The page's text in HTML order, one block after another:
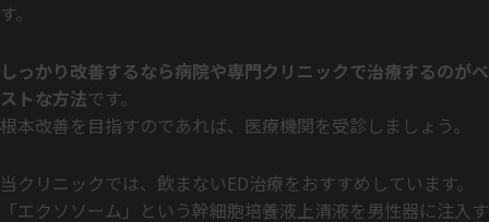
す。
しっかり改善するなら病院や専門クリニックで治療するのがベ
ストな方法です。
根本改善を目指すのであれば、医療機関を受診しましょう。
当クリニックでは、飲まないED治療をおすすめしています。
「エクソソーム」という幹細胞培養液上清液を男性器に注入す